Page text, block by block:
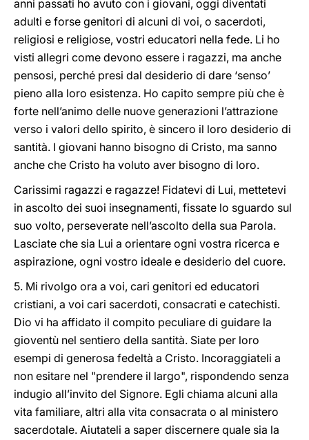
anni passati ho avuto con i giovani, oggi diventati
adulti e forse genitori di alcuni di voi, o sacerdoti,
religiosi e religiose, vostri educatori nella fede. Li ho
visti allegri come devono essere i ragazzi, ma anche
pensosi, perché presi dal desiderio di dare ‘senso’
pieno alla loro esistenza. Ho capito sempre più che è
forte nell’animo delle nuove generazioni l’attrazione
verso i valori dello spirito, è sincero il loro desiderio di
santità. I giovani hanno bisogno di Cristo, ma sanno
anche che Cristo ha voluto aver bisogno di loro.
Carissimi ragazzi e ragazze! Fidatevi di Lui, mettetevi
in ascolto dei suoi insegnamenti, fissate lo sguardo sul
suo volto, perseverate nell’ascolto della sua Parola.
Lasciate che sia Lui a orientare ogni vostra ricerca e
aspirazione, ogni vostro ideale e desiderio del cuore.
5. Mi rivolgo ora a voi, cari genitori ed educatori
cristiani, a voi cari sacerdoti, consacrati e catechisti.
Dio vi ha affidato il compito peculiare di guidare la
gioventù nel sentiero della santità. Siate per loro
esempi di generosa fedeltà a Cristo. Incoraggiateli a
non esitare nel "prendere il largo", rispondendo senza
indugio all’invito del Signore. Egli chiama alcuni alla
vita familiare, altri alla vita consacrata o al ministero
sacerdotale. Aiutateli a saper discernere quale sia la